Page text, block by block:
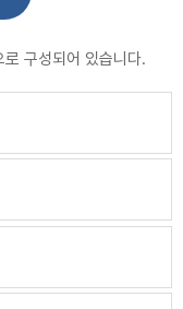
로 구성되어 있습니다.